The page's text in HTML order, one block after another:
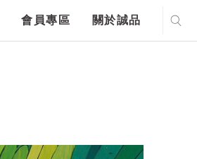
會員專區 關於誠品